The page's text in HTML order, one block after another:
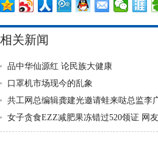
相关新闻
品中华仙源红 论民族大健康
口罩机市场现今的乱象
共工网总编辑龚建光邀请蛙来哒总监李
女子贪食EZZ减肥果冻错过520领证 网